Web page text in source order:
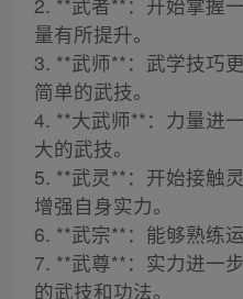
量有所提升。
3. **武师**：武学技巧
简单的武技。
4. **大武师**：力量进
大的武技。
5. **武灵**：开始接触
增强自身实力。
6. **武宗**：能够熟练
7. **武尊**：实力进一
的武技和功法。